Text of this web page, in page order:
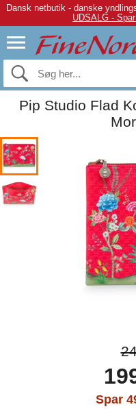
Dansk netbutik - danske
UDSALG -
Pip Studio Flad
Spar